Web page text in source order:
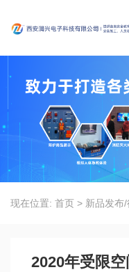
现在位置: 首页 > 新品发布
2020年受限空